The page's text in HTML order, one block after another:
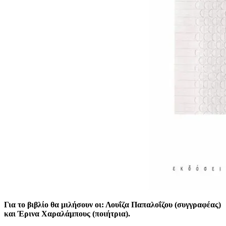
Για το βιβλίο θα μιλήσουν οι: Λουΐζα Παπαλοΐζου (συγγραφέας)
και Έρινα Χαραλάμπους (ποιήτρια).